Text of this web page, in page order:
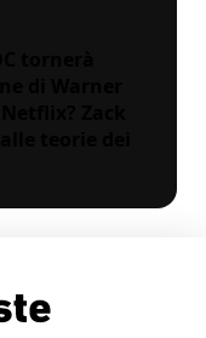
tornerà
di Warner